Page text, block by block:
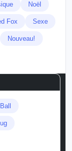
Noël
Fox Sexe
Nouveau!